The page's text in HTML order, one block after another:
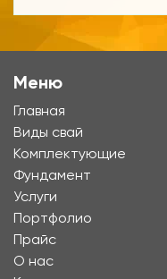
Меню
Главная
Виды свай
Комплектующие
Фундамент
Услуги
Портфолио
Прайс
О нас